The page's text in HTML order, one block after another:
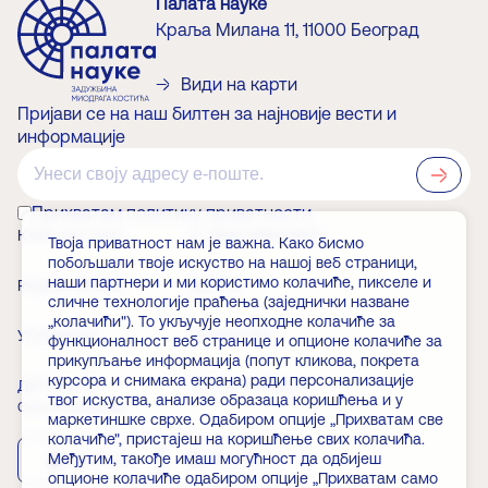
Краља Милана 11, 11000 Београд
Види на карти
Пријави се на наш билтен за најновије вести и
информације
Прихватам политику приватности
КАКО ДО НАС О ЗАДУЖБИНАРУ
РАДНО ВРЕМЕ ВЕСТИ
УЛАЗНИЦЕ ЧЛАНСТВО
ДОГАЂАЈИ ЧЕСТА ПИТАЊА
Скини апликацију
App Store Play Store
Твоја приватност нам је важна. Како бисмо
побољшали твоје искуство на нашој веб страници,
наши партнери и ми користимо колачиће, пикселе и
сличне технологије праћења (заједнички назване
„колачићи"). То укључује неопходне колачиће за
функционалност веб странице и опционе колачиће за
прикупљање информација (попут кликова, покрета
курсора и снимака екрана) ради персонализације
твог искуства, анализе образаца коришћења и у
маркетиншке сврхе. Одабиром опције „Прихватам све
колачиће", пристајеш на коришћење свих колачића.
Међутим, такође имаш могућност да одбијеш
опционе колачиће одабиром опције „Прихватам само